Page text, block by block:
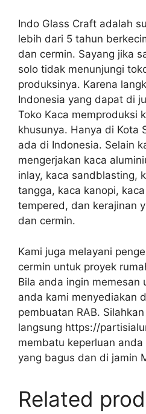
Indo Glass Craft adalah
lebih dari 5 tahun
dan cermin. Sayang jika
solo tidak menunjungi
produksinya. Karena
Indonesia yang dapat di
Toko Kaca memproduksi
khusunya. Hanya di Kota
ada di Indonesia. Selain
mengerjakan kaca
inlay, kaca sandblasting,
tangga, kaca kanopi,
tempered, dan kerajinan
dan cermin.
Kami juga melayani
cermin untuk proyek
Bila anda ingin memesan
anda kami menyediakan
pembuatan RAB.
langsung https://
membatu keperluan
yang bagus dan di jamin
Related